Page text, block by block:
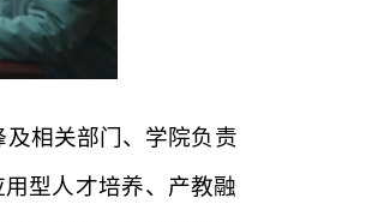
相关部门、学院负责
型人才培养、产教融